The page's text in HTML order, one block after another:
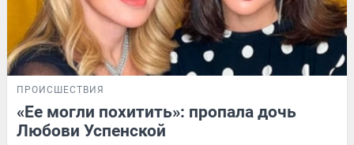
ПРОИСШЕСТВИЯ
«Ее могли похитить»: пропала дочь
Любови Успенской